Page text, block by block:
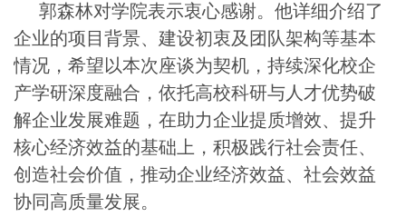
郭森林对学院表示衷心感谢。 他详细介绍了
企业的项目背景、建设初衷及团队架构等基本
情况 ， 希望以本次座谈为契机，持续深化校企
产学研深度融合，依托高校科研与人才优势破
解企业发展难题，在助力企业提质增效、提升
核心经济效益的基础上，积极践行社会责任、
创造社会价值，推动企业经济效益、社会效益
协同高质量发展。